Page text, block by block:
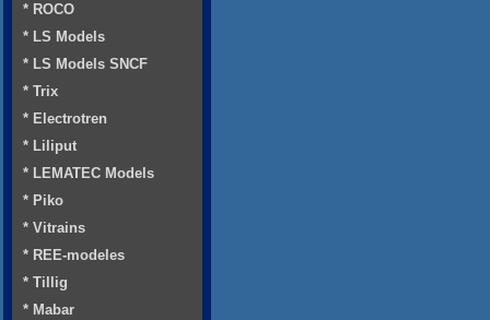
* ROCO
* LS Models
* LS Models SNCF
* Trix
* Electrotren
* Liliput
* LEMATEC Models
* Piko
* Vitrains
* REE-modeles
* Tillig
* Mabar